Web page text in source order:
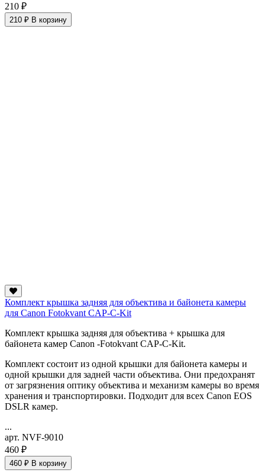
210 ₽
210 ₽ В корзину
Комплект крышка задняя для объектива и байонета камеры
для Canon Fotokvant CAP-C-Kit
Комплект крышка задняя для объектива + крышка для
байонета камер Canon -Fotokvant CAP-C-Kit.
Комплект состоит из одной крышки для байонета камеры и
одной крышки для задней части объектива. Они предохранят
от загрязнения оптику объектива и механизм камеры во время
хранения и транспортировки. Подходит для всех Canon EOS
DSLR камер.
...
арт. NVF-9010
460 ₽
460 ₽ В корзину